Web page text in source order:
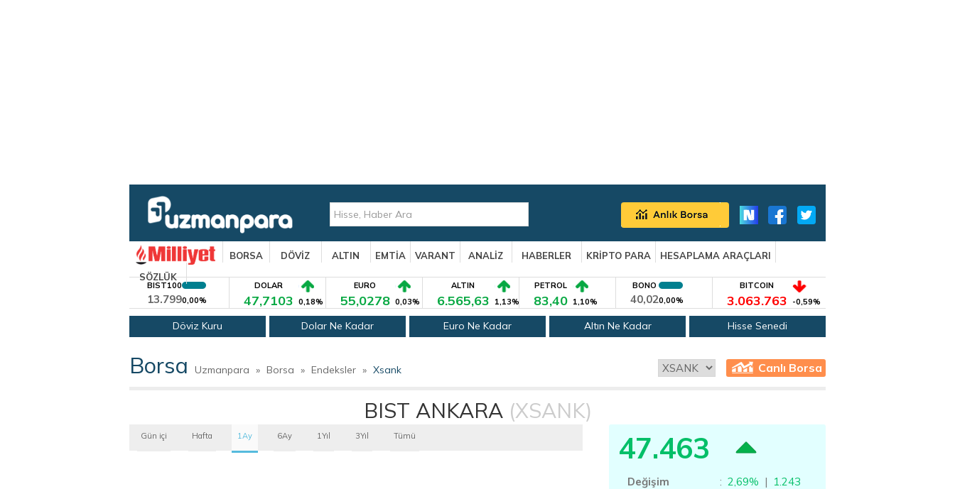
BORSA DÖVİZ ALTIN EMTİA VARANT ANALİZ HABERLER KRİPTO PARA
HESAPLAMA ARAÇLARI
SÖZLÜK
BIST100
13.7990,00%
DOLAR
47,7103 0,18%
EURO
55,0278 0,03%
ALTIN
6.565,63 1,13%
PETROL
83,40 1,10%
BONO
40,020,00%
BITCOIN
3.063.763 -0,59%
Döviz Kuru Dolar Ne Kadar Euro Ne Kadar Altın Ne Kadar Hisse Senedi
Borsa Uzmanpara » Borsa » Endeksler » Xsank Canlı Borsa
BIST ANKARA(XSANK)
47.463
Değişim : 2,69% | 1.243
Gün içi Hafta 1Ay 6Ay 1Yıl 3Yıl Tümü